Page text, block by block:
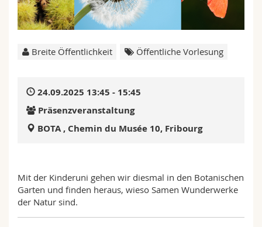
Math.-Nat. und Med. Fak.
Mitarbeitende
Webmail
Breite Öffentlichkeit Öffentliche Vorlesung
24.09.2025 13:45 - 15:45
Präsenzveranstaltung
BOTA , Chemin du Musée 10, Fribourg
Mit der Kinderuni gehen wir diesmal in den Botanischen
Garten und finden heraus, wieso Samen Wunderwerke
der Natur sind.